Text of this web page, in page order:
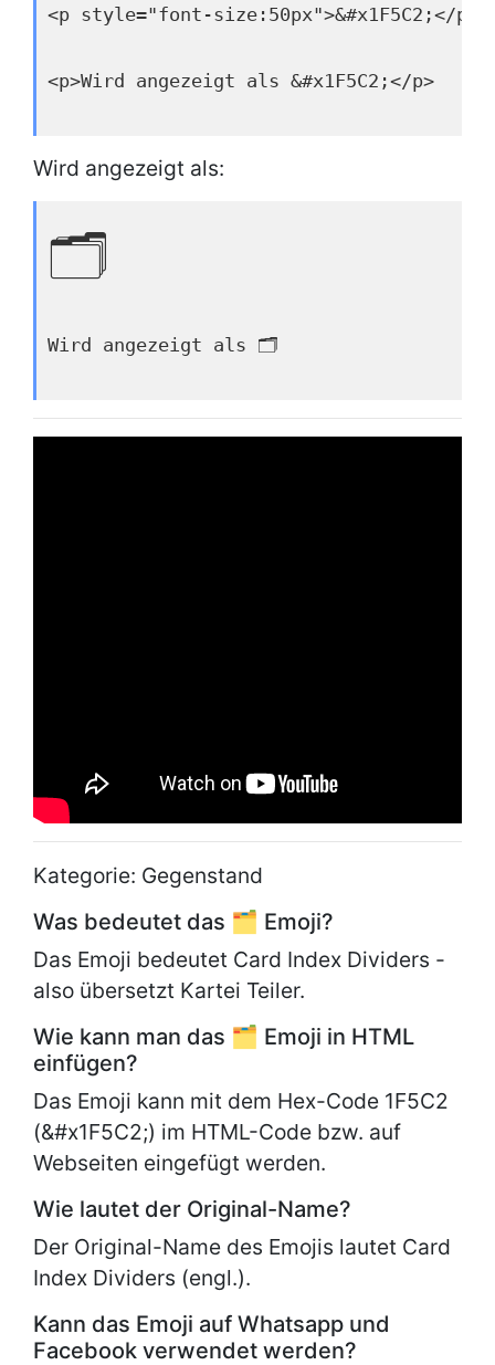
<p style="font-size:50px">&#x1F5C2;</p>
<p>Wird angezeigt als &#x1F5C2;</p>
Wird angezeigt als:
🗂
Wird angezeigt als 🗂
Kategorie: Gegenstand
Was bedeutet das 🗂 Emoji?
Das Emoji bedeutet Card Index Dividers -
also übersetzt Kartei Teiler.
Wie kann man das 🗂 Emoji in HTML
einfügen?
Das Emoji kann mit dem Hex-Code 1F5C2
(&#x1F5C2;) im HTML-Code bzw. auf
Webseiten eingefügt werden.
Wie lautet der Original-Name?
Der Original-Name des Emojis lautet Card
Index Dividers (engl.).
Kann das Emoji auf Whatsapp und
Facebook verwendet werden?